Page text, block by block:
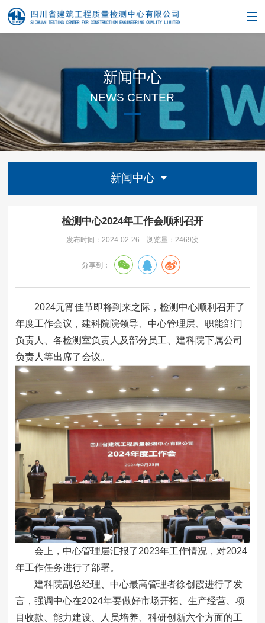
新闻中心
NEWS CENTER
新闻中心
检测中心2024年工作会顺利召开
发布时间：2024-02-26 浏览量： 2469次
分享到：
2024元宵佳节即将到来之际，检测中心顺利召开了
年度工作会议，建科院院领导、中心管理层、职能部门
负责人、各检测室负责人及部分员工、建科院下属公司
负责人等出席了会议。
会上，中心管理层汇报了2023年工作情况，对2024
年工作任务进行了部署。
建科院副总经理、中心最高管理者徐创霞进行了发
言，强调中心在2024年要做好市场开拓、生产经营、项
目收款、能力建设、人员培养、科研创新六个方面的工